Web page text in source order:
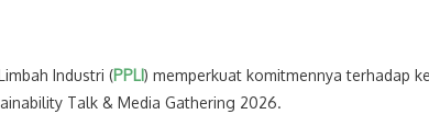
Industri (PPLI) memperkuat komitmennya terhadap
Talk & Media Gathering 2026.